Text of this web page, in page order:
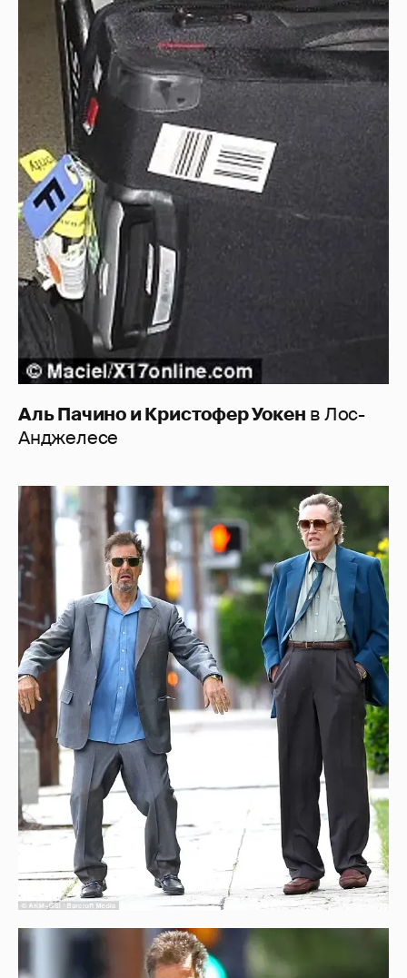
Аль Пачино и Кристофер Уокен в Лос-
Анджелесе